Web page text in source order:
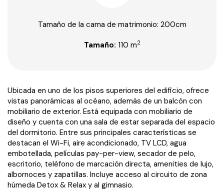
Tamaño de la cama de matrimonio: 200cm
Tamaño: 110 m2
Ubicada en uno de los pisos superiores del edificio, ofrece
vistas panorámicas al océano, además de un balcón con
mobiliario de exterior. Está equipada con mobiliario de
diseño y cuenta con una sala de estar separada del espacio
del dormitorio. Entre sus principales características se
destacan el Wi-Fi, aire acondicionado, TV LCD, agua
embotellada, películas pay-per-view, secador de pelo,
escritorio, teléfono de marcación directa, amenities de lujo,
albornoces y zapatillas. Incluye acceso al circuito de zona
húmeda Detox & Relax y al gimnasio.